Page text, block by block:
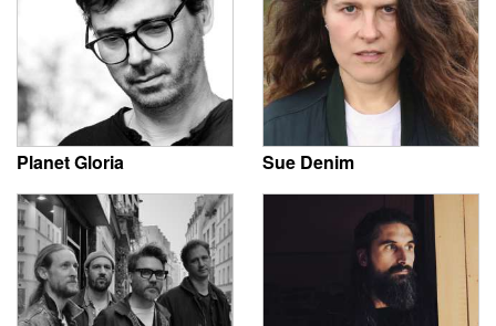
Planet Gloria Sue Denim